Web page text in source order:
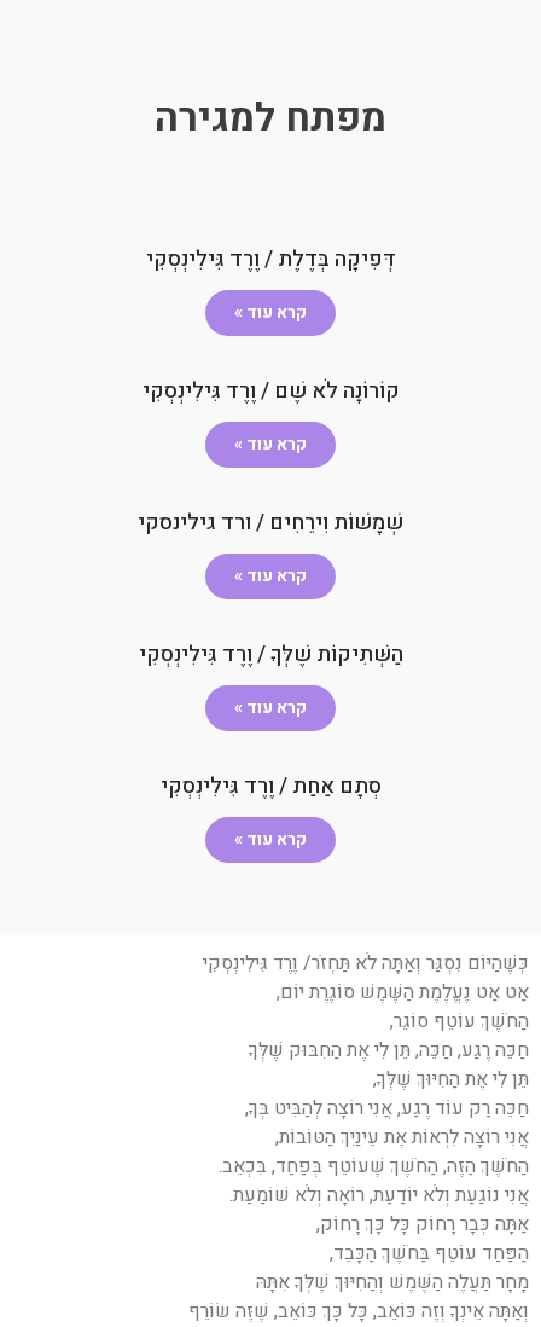
מפתח למגירה
דְּפִיקָה בְּדֶלֶת / וֶרֶד גִּילִינְסְקִי
קרא עוד »
קוֹרוֹנָה לֹא שֶׁם / וֶרֶד גִּילִינְסְקִי
קרא עוד »
שְׁמָשׁוֹת וִירֵחִים / ורד גילינסקי
קרא עוד »
הַשְּׁתִיקוֹת שֶׁלְּךָ / וֶרֶד גִּילִינְסְקִי
קרא עוד »
​​​​​​​​​​​​​​​​​​​​​​​​​​​​​​​​​​סְתָם אַחַת / וֶרֶד גִּילִינְסְקִי
קרא עוד »
כְּשֶׁהַיּוֹם נִסְגַּר וְאַתָּה לֹא תַּחְזֹר/ וֶרֶד גִּילִינְסְקִי
אַט אַט נֶעֱלֶמֶת הַשֶּׁמֶשׁ סוֹגֶרֶת יוֹם,
הַחֹשֶׁךְ עוֹטֵף סוֹגֵר,
חַכֵּה רֶגַע, חַכֵּה, תֵּן לִי אֶת הַחִבּוּק שֶׁלְּךָ
תֵּן לִי אֶת הַחִיּוּךְ שֶׁלְּךָ,
חַכֵּה רַק עוֹד רֶגַע, אֲנִי רוֹצָה לְהַבִּיט בְּךָ,
אֲנִי רוֹצָה לִרְאוֹת אֶת עֵינַיִךְ הַטּוֹבוֹת,
הַחֹשֶׁךְ הַזֶּה, הַחֹשֶׁךְ שֶׁעוֹטֵף בְּפַחַד, בִּכְאֵב.
אֲנִי נוֹגַעַת וְלֹא יוֹדַעַת, רוֹאָה וְלֹא שׁוֹמַעַת.
אַתָּה כְּבָר רָחוֹק כָּל כָּךְ רָחוֹק,
הַפַּחַד עוֹטֵף בַּחֹשֶׁךְ הַכָּבֵד,
מָחָר תַּעֲלֶה הַשֶּׁמֶשׁ וְהַחִיּוּךְ שֶׁלְּךָ אִתָּהּ
וְאַתָּה אֵינְךָ וְזֶה כּוֹאֵב, כָּל כָּךְ כּוֹאֵב, שֶׁזֶּה שׂוֹרֵף